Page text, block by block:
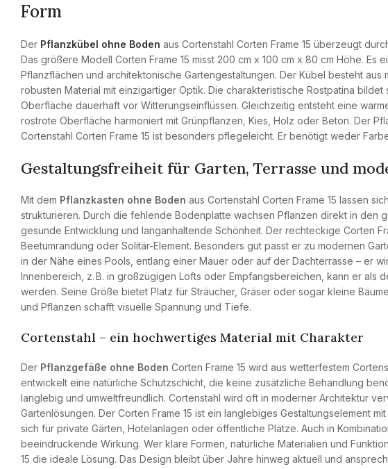
Form
Der Pflanzkübel ohne Boden aus Cortenstahl Corten Frame 15 überzeugt
Das größere Modell Corten Frame 15 misst 200 cm x 100 cm x 80 cm Höhe. Es
Pflanzflächen und architektonische Gartengestaltungen. Der Kübel besteht aus
robusten Material mit einzigartiger Optik. Die charakteristische Rostpatina bildet
Oberfläche dauerhaft vor Witterungseinflüssen. Gleichzeitig entsteht eine
rostrote Oberfläche harmoniert mit Grünpflanzen, Kies, Holz oder Beton. Der
Cortenstahl Corten Frame 15 ist besonders pflegeleicht. Er benötigt weder
Gestaltungsfreiheit für Garten, Terrasse und
Mit dem Pflanzkasten ohne Boden aus Cortenstahl Corten Frame 15 lassen
strukturieren. Durch die fehlende Bodenplatte wachsen Pflanzen direkt in den
gesunde Entwicklung und langanhaltende Schönheit. Der rechteckige Corten
Beetumrandung oder Solitär-Element. Besonders gut passt er zu modernen
in der Nähe eines Pools, entlang einer Mauer oder auf der Dachterrasse – er
Innenbereich, z. B. in großzügigen Lofts oder Empfangsbereichen, kann er als
werden. Seine Größe bietet Platz für Sträucher, Gräser oder sogar kleine
und Pflanzen schafft visuelle Spannung und Tiefe.
Cortenstahl – ein hochwertiges Material mit Charakter
Der Pflanzgefäße ohne Boden Corten Frame 15 wird aus wetterfestem
entwickelt eine natürliche Schutzschicht, die keine zusätzliche Behandlung
langlebig und umweltfreundlich. Cortenstahl wird oft in moderner Architektur
Gartenlösungen. Der Corten Frame 15 ist ein langlebiges Gestaltungselement
sich für private Gärten, Hotelanlagen oder öffentliche Plätze. Auch in
beeindruckende Wirkung. Wer klare Formen, natürliche Materialien und
15 die ideale Lösung. Das Design bleibt über Jahre hinweg aktuell und